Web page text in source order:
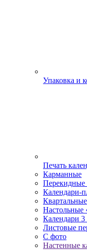
Упаковка и
Печать
Карманные
Перекидные
Календари-
Квартальные
Настольные
Календари 3
Листовые
С фото
Настенные